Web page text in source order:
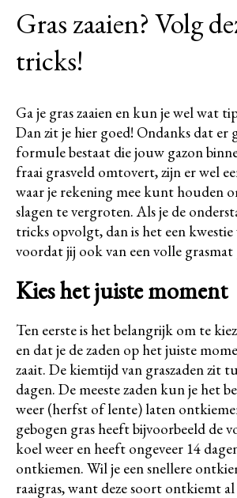
Gras zaaien? Volg
tricks!
Ga je gras zaaien en kun je wel wat
Dan zit je hier goed! Ondanks dat er
formule bestaat die jouw gazon
fraai grasveld omtovert, zijn er wel
waar je rekening mee kunt houden
slagen te vergroten. Als je de
tricks opvolgt, dan is het een
voordat jij ook van een volle grasmat
Kies het juiste moment
Ten eerste is het belangrijk om te
en dat je de zaden op het juiste
zaait. De kiemtijd van graszaden zit
dagen. De meeste zaden kun je het
weer (herfst of lente) laten
gebogen gras heeft bijvoorbeeld de
koel weer en heeft ongeveer 14
ontkiemen. Wil je een snellere
raaigras, want deze soort ontkiemt al